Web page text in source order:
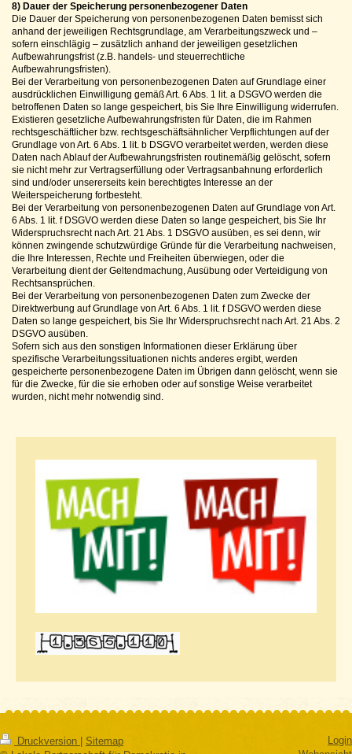
8) Dauer der Speicherung personenbezogener Daten
Die Dauer der Speicherung von personenbezogenen Daten bemisst sich
anhand der jeweiligen Rechtsgrundlage, am Verarbeitungszweck und –
sofern einschlägig – zusätzlich anhand der jeweiligen gesetzlichen
Aufbewahrungsfrist (z.B. handels- und steuerrechtliche
Aufbewahrungsfristen).
Bei der Verarbeitung von personenbezogenen Daten auf Grundlage einer
ausdrücklichen Einwilligung gemäß Art. 6 Abs. 1 lit. a DSGVO werden die
betroffenen Daten so lange gespeichert, bis Sie Ihre Einwilligung widerrufen.
Existieren gesetzliche Aufbewahrungsfristen für Daten, die im Rahmen
rechtsgeschäftlicher bzw. rechtsgeschäftsähnlicher Verpflichtungen auf der
Grundlage von Art. 6 Abs. 1 lit. b DSGVO verarbeitet werden, werden diese
Daten nach Ablauf der Aufbewahrungsfristen routinemäßig gelöscht, sofern
sie nicht mehr zur Vertragserfüllung oder Vertragsanbahnung erforderlich
sind und/oder unsererseits kein berechtigtes Interesse an der
Weiterspeicherung fortbesteht.
Bei der Verarbeitung von personenbezogenen Daten auf Grundlage von Art.
6 Abs. 1 lit. f DSGVO werden diese Daten so lange gespeichert, bis Sie Ihr
Widerspruchsrecht nach Art. 21 Abs. 1 DSGVO ausüben, es sei denn, wir
können zwingende schutzwürdige Gründe für die Verarbeitung nachweisen,
die Ihre Interessen, Rechte und Freiheiten überwiegen, oder die
Verarbeitung dient der Geltendmachung, Ausübung oder Verteidigung von
Rechtsansprüchen.
Bei der Verarbeitung von personenbezogenen Daten zum Zwecke der
Direktwerbung auf Grundlage von Art. 6 Abs. 1 lit. f DSGVO werden diese
Daten so lange gespeichert, bis Sie Ihr Widerspruchsrecht nach Art. 21 Abs. 2
DSGVO ausüben.
Sofern sich aus den sonstigen Informationen dieser Erklärung über
spezifische Verarbeitungssituationen nichts anderes ergibt, werden
gespeicherte personenbezogene Daten im Übrigen dann gelöscht, wenn sie
für die Zwecke, für die sie erhoben oder auf sonstige Weise verarbeitet
wurden, nicht mehr notwendig sind.
Druckversion
Sitemap
Login